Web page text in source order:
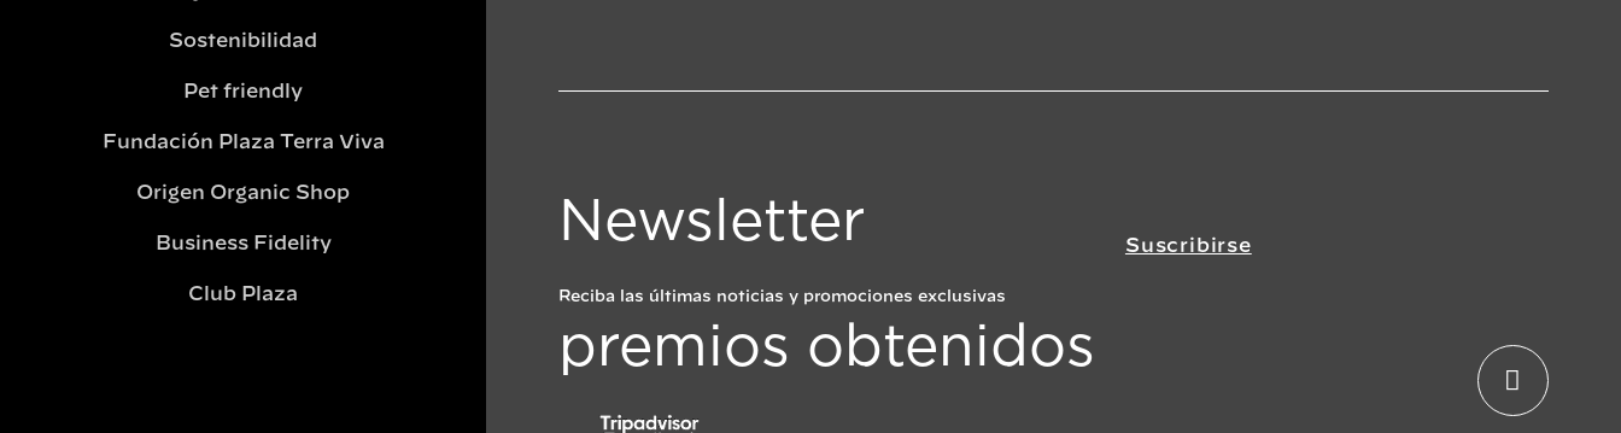
Sostenibilidad
Pet friendly
Fundación Plaza Terra Viva
Origen Organic Shop
Business Fidelity
Club Plaza
Newsletter Suscribirse
Reciba las últimas noticias y promociones exclusivas
premios obtenidos